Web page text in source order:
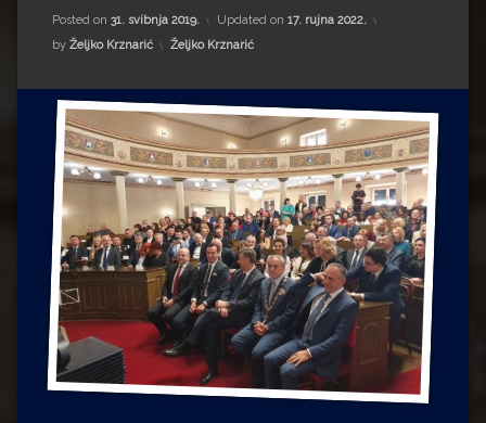
Drugi autori
Drugi autori
Matea Andrić
Ljiljana Lekanić-Kljaić
Željko Krznarić
Mario Lovreković
Miroslav Šantek
Posted on 31. svibnja 2019. Updated on 17. rujna 2022.
by Željko Krznarić Kategorije:
Željko Krznarić